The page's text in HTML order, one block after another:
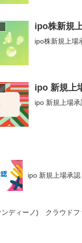
ipo株新規
ipo株新規上
ipo 新規上
ipo 新規上場
ipo 新規上場承
ンディーノ) クラウド